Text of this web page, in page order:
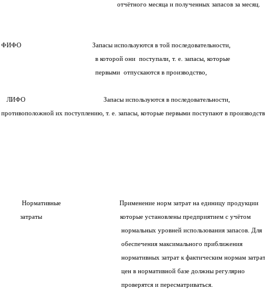
отчётного месяца и полученных запасов за месяц.
ФИФО Запасы используются в той последовательности,
в которой они поступали, т. е. запасы, которые
первыми отпускаются в производство, оцениваются
ЛИФО Запасы используются в последовательности,
противоположной их поступлению, т. е. запасы, которые первыми поступают в
Нормативные Применение норм затрат на единицу продукции
затраты которые установлены предприятием с учётом
нормальных уровней использования запасов. Для
обеспечения максимального приближения
нормативных затрат к фактическим нормам затрат
цен в нормативной базе должны регулярно
проверятся и пересматриваться.